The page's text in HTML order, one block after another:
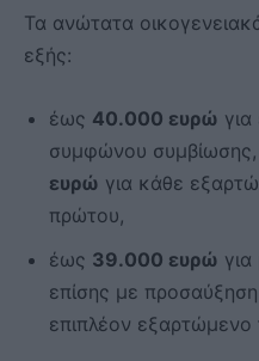
Τα ανώτατα
εξής:
έως 40.000 ευρώ
συμφώνου
ευρώ για κάθε
πρώτου,
έως 39.000 ευρώ
επίσης με προσαύξηση
επιπλέον εξαρτώμενο